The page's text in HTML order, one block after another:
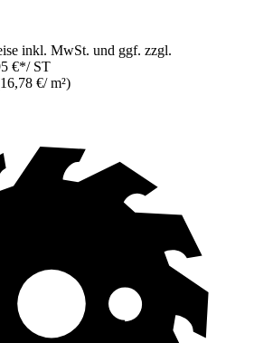
inkl. MwSt. und ggf. zzgl.
€*/ ST
16,78 €/ m²)